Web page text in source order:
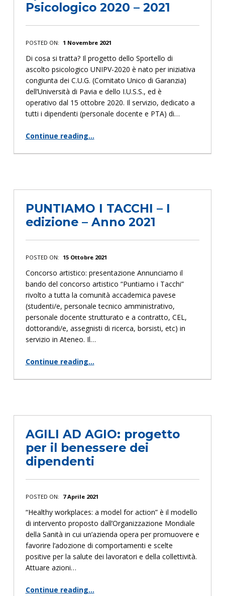
Psicologico 2020 – 2021
POSTED ON: 1 Novembre 2021
Di cosa si tratta? Il progetto dello Sportello di
ascolto psicologico UNIPV-2020 è nato per iniziativa
congiunta dei C.U.G. (Comitato Unico di Garanzia)
dell’Università di Pavia e dello I.U.S.S., ed è
operativo dal 15 ottobre 2020. Il servizio, dedicato a
tutti i dipendenti (personale docente e PTA) di…
Continue reading…
PUNTIAMO I TACCHI – I
edizione – Anno 2021
POSTED ON: 15 Ottobre 2021
Concorso artistico: presentazione Annunciamo il
bando del concorso artistico “Puntiamo i Tacchi”
rivolto a tutta la comunità accademica pavese
(studenti/e, personale tecnico amministrativo,
personale docente strutturato e a contratto, CEL,
dottorandi/e, assegnisti di ricerca, borsisti, etc) in
servizio in Ateneo. Il…
Continue reading…
AGILI AD AGIO: progetto
per il benessere dei
dipendenti
POSTED ON: 7 Aprile 2021
“Healthy workplaces: a model for action” è il modello
di intervento proposto dall’Organizzazione Mondiale
della Sanità in cui un’azienda opera per promuovere e
favorire l’adozione di comportamenti e scelte
positive per la salute dei lavoratori e della collettività.
Attuare azioni…
Continue reading…